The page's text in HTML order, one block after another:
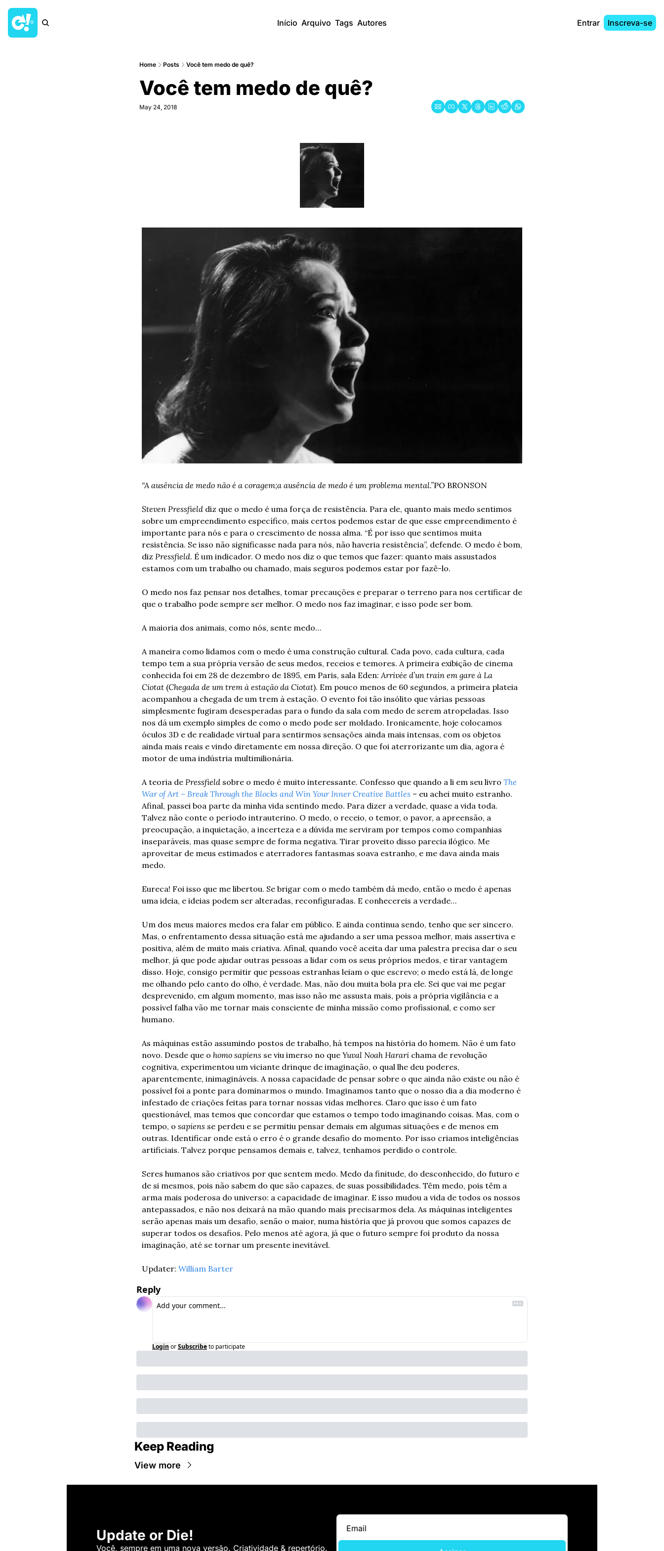
Início Arquivo Tags Autores Entrar Inscreva-se
Home Posts Você tem medo de quê?
Você tem medo de quê?
May 24, 2018
“A ausência de medo não é a coragem;a ausência de medo é um problema mental.”PO BRONSON
Steven Pressfield diz que o medo é uma força de resistência. Para ele, quanto mais medo sentimos
sobre um empreendimento específico, mais certos podemos estar de que esse empreendimento é
importante para nós e para o crescimento de nossa alma. “É por isso que sentimos muita
resistência. Se isso não significasse nada para nós, não haveria resistência”, defende. O medo é bom,
diz Pressfield. É um indicador. O medo nos diz o que temos que fazer: quanto mais assustados
estamos com um trabalho ou chamado, mais seguros podemos estar por fazê-lo.
O medo nos faz pensar nos detalhes, tomar precauções e preparar o terreno para nos certificar de
que o trabalho pode sempre ser melhor. O medo nos faz imaginar, e isso pode ser bom.
A maioria dos animais, como nós, sente medo…
A maneira como lidamos com o medo é uma construção cultural. Cada povo, cada cultura, cada
tempo tem a sua própria versão de seus medos, receios e temores. A primeira exibição de cinema
conhecida foi em 28 de dezembro de 1895, em Paris, sala Eden: Arrivée d’un train em gare à La
Ciotat (Chegada de um trem à estação da Ciotat). Em pouco menos de 60 segundos, a primeira plateia
acompanhou a chegada de um trem à estação. O evento foi tão insólito que várias pessoas
simplesmente fugiram desesperadas para o fundo da sala com medo de serem atropeladas. Isso
nos dá um exemplo simples de como o medo pode ser moldado. Ironicamente, hoje colocamos
óculos 3D e de realidade virtual para sentirmos sensações ainda mais intensas, com os objetos
ainda mais reais e vindo diretamente em nossa direção. O que foi aterrorizante um dia, agora é
motor de uma indústria multimilionária.
A teoria de Pressfield sobre o medo é muito interessante. Confesso que quando a li em seu livro The
War of Art – Break Through the Blocks and Win Your Inner Creative Battles – eu achei muito estranho.
Afinal, passei boa parte da minha vida sentindo medo. Para dizer a verdade, quase a vida toda.
Talvez não conte o período intrauterino. O medo, o receio, o temor, o pavor, a apreensão, a
preocupação, a inquietação, a incerteza e a dúvida me serviram por tempos como companhias
inseparáveis, mas quase sempre de forma negativa. Tirar proveito disso parecia ilógico. Me
aproveitar de meus estimados e aterradores fantasmas soava estranho, e me dava ainda mais
medo.
Eureca! Foi isso que me libertou. Se brigar com o medo também dá medo, então o medo é apenas
uma ideia, e ideias podem ser alteradas, reconfiguradas. E conhecereis a verdade…
Um dos meus maiores medos era falar em público. E ainda continua sendo, tenho que ser sincero.
Mas, o enfrentamento dessa situação está me ajudando a ser uma pessoa melhor, mais assertiva e
positiva, além de muito mais criativa. Afinal, quando você aceita dar uma palestra precisa dar o seu
melhor, já que pode ajudar outras pessoas a lidar com os seus próprios medos, e tirar vantagem
disso. Hoje, consigo permitir que pessoas estranhas leiam o que escrevo; o medo está lá, de longe
me olhando pelo canto do olho, é verdade. Mas, não dou muita bola pra ele. Sei que vai me pegar
desprevenido, em algum momento, mas isso não me assusta mais, pois a própria vigilância e a
possível falha vão me tornar mais consciente de minha missão como profissional, e como ser
humano.
As máquinas estão assumindo postos de trabalho, há tempos na história do homem. Não é um fato
novo. Desde que o homo sapiens se viu imerso no que Yuval Noah Harari chama de revolução
cognitiva, experimentou um viciante drinque de imaginação, o qual lhe deu poderes,
aparentemente, inimagináveis. A nossa capacidade de pensar sobre o que ainda não existe ou não é
possível foi a ponte para dominarmos o mundo. Imaginamos tanto que o nosso dia a dia moderno é
infestado de criações feitas para tornar nossas vidas melhores. Claro que isso é um fato
questionável, mas temos que concordar que estamos o tempo todo imaginando coisas. Mas, com o
tempo, o sapiens se perdeu e se permitiu pensar demais em algumas situações e de menos em
outras. Identificar onde está o erro é o grande desafio do momento. Por isso criamos inteligências
artificiais. Talvez porque pensamos demais e, talvez, tenhamos perdido o controle.
Seres humanos são criativos por que sentem medo. Medo da finitude, do desconhecido, do futuro e
de si mesmos, pois não sabem do que são capazes, de suas possibilidades. Têm medo, pois têm a
arma mais poderosa do universo: a capacidade de imaginar. E isso mudou a vida de todos os nossos
antepassados, e não nos deixará na mão quando mais precisarmos dela. As máquinas inteligentes
serão apenas mais um desafio, senão o maior, numa história que já provou que somos capazes de
superar todos os desafios. Pelo menos até agora, já que o futuro sempre foi produto da nossa
imaginação, até se tornar um presente inevitável.
Updater: William Barter
Reply
Login orSubscribeto participate
Keep Reading
View more
Update or Die!
Você, sempre em uma nova versão. Criatividade & repertório.